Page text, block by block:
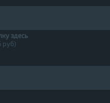
здесь
руб)